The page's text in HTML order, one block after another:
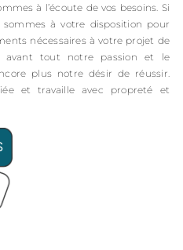
à l’écoute de vos besoins. Si
sommes à votre disposition pour
nécessaires à votre projet de
tout notre passion et le
plus notre désir de réussir.
et travaille avec propreté et